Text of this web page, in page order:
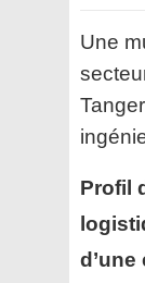
Une
Profil
d’une